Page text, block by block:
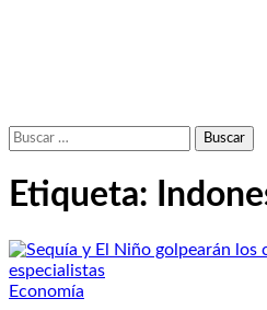
Buscar:
Etiqueta:
Economía